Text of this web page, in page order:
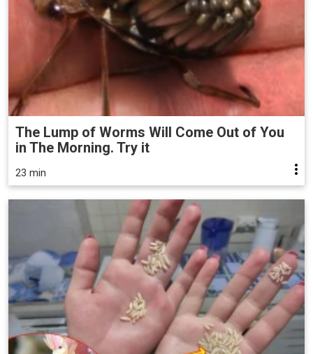
The Lump of Worms Will Come Out of You
in The Morning. Try it
23 min